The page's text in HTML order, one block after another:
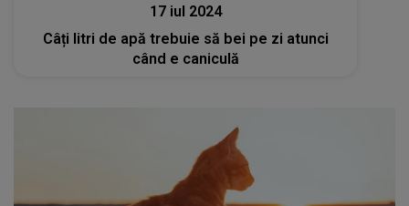
17 iul 2024
Câți litri de apă trebuie să bei pe zi atunci
când e caniculă